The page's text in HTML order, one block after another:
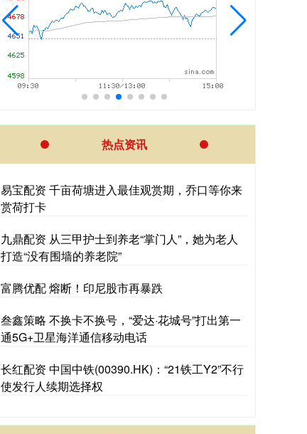
热点资讯
易宝配资 千亩荷塘进入最佳观赏期，乔口等你来
赏荷打卡
九鼎配资 从三甲护士到养老“掌门人”，她为老人
打造“没有围墙的养老院”
富腾优配 熔断！印尼股市再暴跌
叁鑫策略 不换卡不换号，“爱达·花城号”打出第一
通5G+卫星海洋通信移动电话
长红配资 中国中铁(00390.HK)：“21铁工Y2”不行
使发行人续期选择权